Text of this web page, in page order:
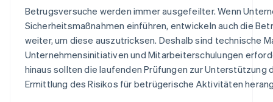
Betrugsversuche werden immer ausgefeilter. Wenn
Sicherheitsmaßnahmen einführen, entwickeln auch die
weiter, um diese auszutricksen. Deshalb sind technische
Unternehmensinitiativen und Mitarbeiterschulungen
hinaus sollten die laufenden Prüfungen zur Unterstützung
Ermittlung des Risikos für betrügerische Aktivitäten